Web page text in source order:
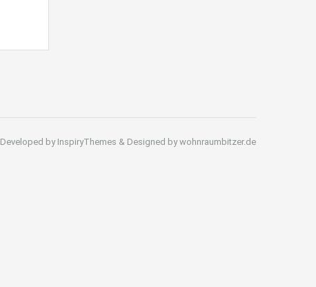
Developed by InspiryThemes & Designed by wohnraumbitzer.de